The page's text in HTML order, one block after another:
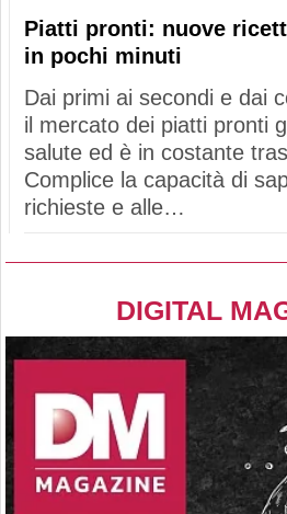
Piatti pronti: nuove
in pochi minuti
Dai primi ai secondi e dai
il mercato dei piatti pronti
salute ed è in costante
Complice la capacità di
richieste e alle…
DIGITAL